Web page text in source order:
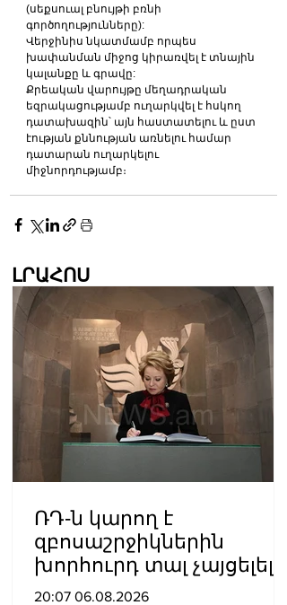
(սեքսուալ բնույթի բռնի
գործողությունները):
Վերջինիս նկատմամբ որպես
խափանման միջոց կիրառվել է տնային
կալանքը և գրավը:
Քրեական վարույթը մեղադրական
եզրակացությամբ ուղարկվել է հսկող
դատախազին՝ այն հաստատելու և ըստ
էության քննության առնելու համար
դատարան ուղարկելու
միջնորդությամբ։
ԼՐԱՀՈՍ
ՌԴ-ն կարող է
զբոսաշրջիկներին
խորհուրդ տալ չայցելել
Հայաստան՝
20:07 06.08.2026